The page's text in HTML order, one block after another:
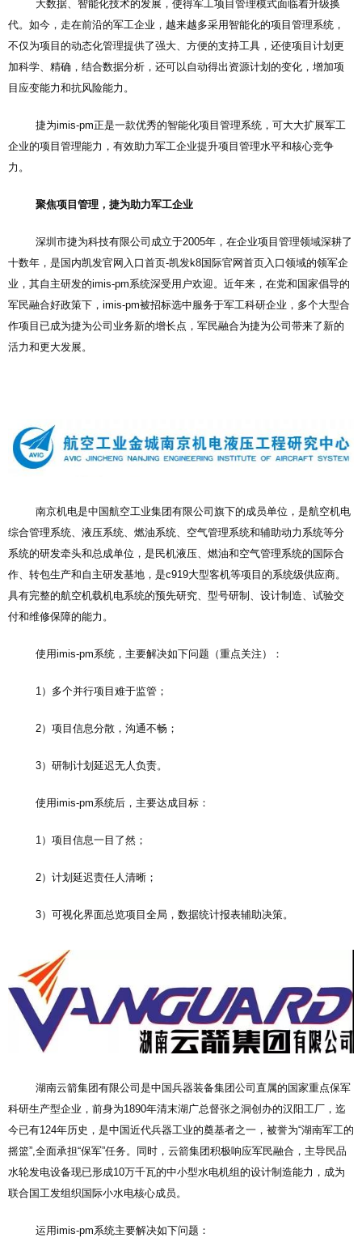
大数据、智能化技术的发展，使得军工项目管理模式面临着升级换
代。如今，走在前沿的军工企业，越来越多采用智能化的项目管理系统，
不仅为项目的动态化管理提供了强大、方便的支持工具，还使项目计划更
加科学、精确，结合数据分析，还可以自动得出资源计划的变化，增加项
目应变能力和抗风险能力。
捷为imis-pm正是一款优秀的智能化项目管理系统，可大大扩展军工
企业的项目管理能力，有效助力军工企业提升项目管理水平和核心竞争
力。
聚焦项目管理，捷为助力军工企业
深圳市捷为科技有限公司成立于2005年，在企业项目管理领域深耕了
十数年，是国内凯发官网入口首页-凯发k8国际官网首页入口 领域的领军企
业，其自主研发的imis-pm系统深受用户欢迎。近年来，在党和国家倡导的
军民融合好政策下，imis-pm被招标选中服务于军工科研企业，多个大型合
作项目已成为捷为公司业务新的增长点，军民融合为捷为公司带来了新的
活力和更大发展。
南京机电是中国航空工业集团有限公司旗下的成员单位，是航空机电
综合管理系统、液压系统、燃油系统、空气管理系统和辅助动力系统等分
系统的研发牵头和总成单位，是民机液压、燃油和空气管理系统的国际合
作、转包生产和自主研发基地，是c919大型客机等项目的系统级供应商。
具有完整的航空机载机电系统的预先研究、型号研制、设计制造、试验交
付和维修保障的能力。
使用imis-pm系统，主要解决如下问题（重点关注）：
1）多个并行项目难于监管；
2）项目信息分散，沟通不畅；
3）研制计划延迟无人负责。
使用imis-pm系统后，主要达成目标：
1）项目信息一目了然；
2）计划延迟责任人清晰；
3）可视化界面总览项目全局，数据统计报表辅助决策。
湖南云箭集团有限公司是中国兵器装备集团公司直属的国家重点保军
科研生产型企业，前身为1890年清末湖广总督张之洞创办的汉阳工厂，迄
今已有124年历史，是中国近代兵器工业的奠基者之一，被誉为“湖南军工的
摇篮”,全面承担“保军”任务。同时，云箭集团积极响应军民融合，主导民品
水轮发电设备现已形成10万千瓦的中小型水电机组的设计制造能力，成为
联合国工发组织国际小水电核心成员。
运用imis-pm系统主要解决如下问题：